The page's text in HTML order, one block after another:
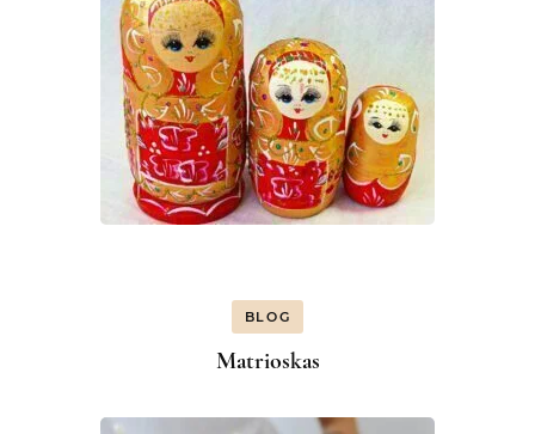
BLOG
Matrioskas